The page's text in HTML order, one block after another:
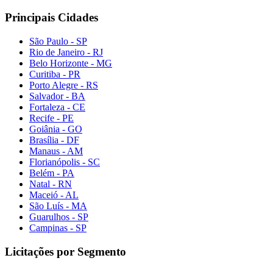
Principais Cidades
São Paulo - SP
Rio de Janeiro - RJ
Belo Horizonte - MG
Curitiba - PR
Porto Alegre - RS
Salvador - BA
Fortaleza - CE
Recife - PE
Goiânia - GO
Brasília - DF
Manaus - AM
Florianópolis - SC
Belém - PA
Natal - RN
Maceió - AL
São Luís - MA
Guarulhos - SP
Campinas - SP
Licitações por Segmento